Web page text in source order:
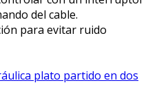
del cable.
para evitar ruido